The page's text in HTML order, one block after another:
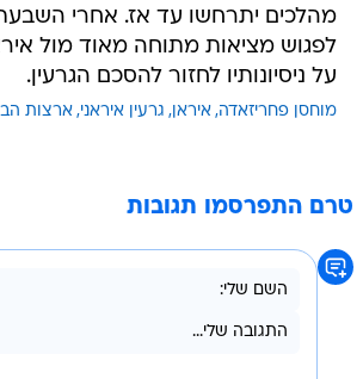
מהלכים יתרחשו עד אז. אחרי
לפגוש מציאות מתוחה מאוד מול
על ניסיונותיו לחזור להסכם הגרעין.
מוחסן פחריזאדה איראן גרעין איראני ארצות
טרם התפרסמו תגובות